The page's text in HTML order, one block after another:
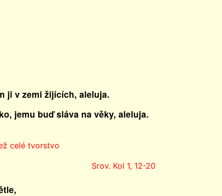
ji v zemi žijících, aleluja.
jemu buď sláva na věky, aleluja.
celé tvorstvo
Srov. Kol 1, 12-20